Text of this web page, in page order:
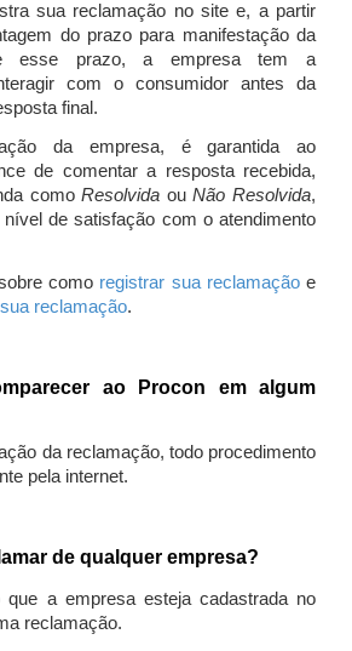
sua reclamação no site e, a partir
do prazo para manifestação da
esse prazo, a empresa tem a
com o consumidor antes da
final.
da empresa, é garantida ao
de comentar a resposta recebida,
comoResolvida ouNão Resolvida,
de satisfação com o atendimento
como registrar sua reclamaçãoe
reclamação.
ao Procon em algum
da reclamação, todo procedimento
pela internet.
de qualquer empresa?
que a empresa esteja cadastrada no
reclamação.